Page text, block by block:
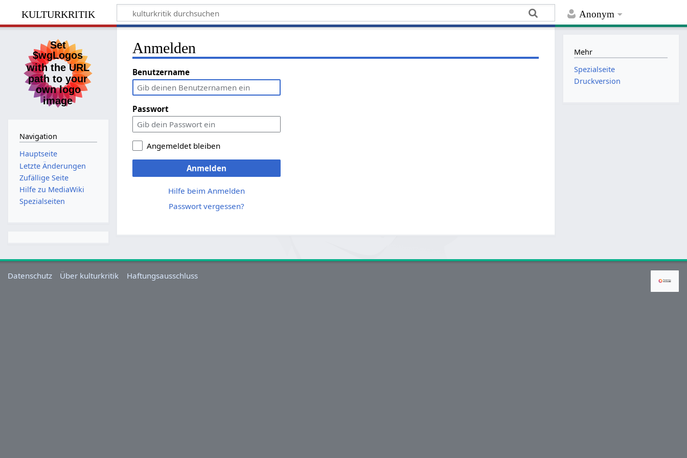
Anonym
kulturkritik
Anmelden
Benutzername
Passwort
Angemeldet bleiben
Anmelden
Hilfe beim Anmelden
Passwort vergessen?
Navigation
Hauptseite
Letzte Änderungen
Zufällige Seite
Hilfe zu MediaWiki
Spezialseiten
Mehr
Spezialseite
Druckversion
Datenschutz Über kulturkritik Haftungsausschluss